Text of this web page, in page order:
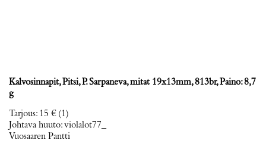
Kalvosinnapit, Pitsi, P. Sarpaneva, mitat 19x13mm, 813br, Paino: 8,7
g
Tarjous: 15 € (1)
Johtava huuto:violalot77_
Vuosaaren Pantti